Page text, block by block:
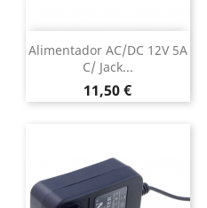
Alimentador AC/DC 12V 5A
C/ Jack...
Preço
11,50 €